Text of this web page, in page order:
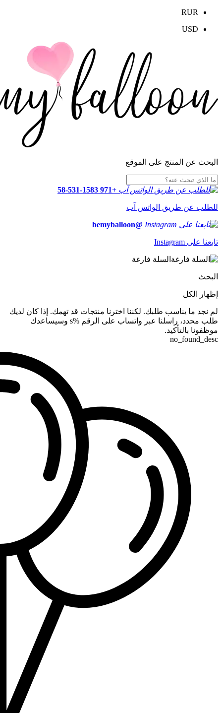
RUR
USD
البحث عن المنتج على الموقع
+971 58-531-1583
للطلب عن طريق الواتس آب
@bemyballoon
تابعنا على Instagram
السلة فارغة
البحث
إظهار الكل
لم نجد ما يناسب طلبك. لكننا اخترنا منتجات قد تهمك. إذا كان لديك
طلب محدد، راسلنا عبر واتساب على الرقم %s وسيساعدك
موظفونا بالتأكيد.
no_found_desc